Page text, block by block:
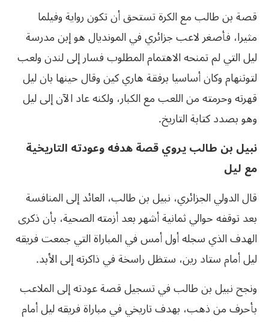
قصة بن طالب مع الكرة تستحق أن تكون رواية وفيلما
مثيرا، فأصغر لاعب جزائري في المونديال هو إبن مدرسة
ليل التي لم تمنحه الاهتمام المطلوب فسار إلى لندن ولعب
لتوتنهام وكان أساسيا برفقة هاري كين وقال حينها بان ليل
قهرته وحرمته من اللعب مع الكبار، ولكنه عاد الآن إلى ليل
وهو بصدد كتابة التاريخ.
نبيل بن طالب يروي قصة هدفه وعودته التاريخية
مع ليل
قال الدولي الجزائري، نبيل بن طالب، العائد إلى المنافسة
بعد توقفه حوالي ثمانية أشهر بعد أزمته الصحية، بأن ذكرى
الهدف الذي سجله أول أمس في المباراة التي جمعت فريقه
ليل أمام ستاد رين، ستظل راسخة في ذاكرته إلى الأبد.
ونجح نبيل بن طالب في تسجيل قصة عودته إلى الملاعب
بأحرف من ذهب، بهدف تاريخي في مباراة فريقه ليل أمام